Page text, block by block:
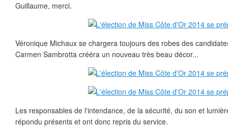
Guillaume, merci.
Véronique Michaux se chargera toujours des robes des
Carmen Sambrotta crééra un nouveau très beau décor...
Les responsables de l'intendance, de la sécurité, du son et
répondu présents et ont donc repris du service.